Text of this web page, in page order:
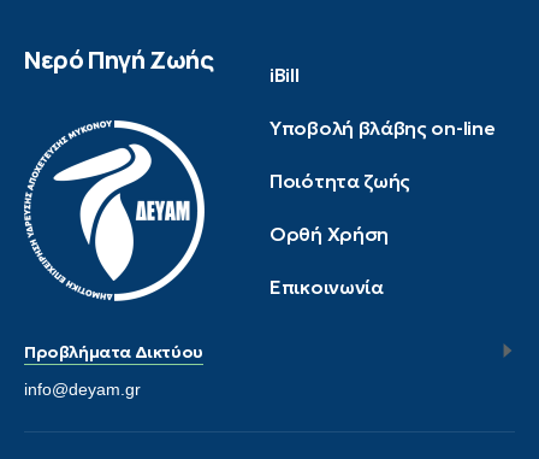
Νερό Πηγή Ζωής iBill
Υποβολή βλάβης on-line
Ποιότητα ζωής
Ορθή Χρήση
Επικοινωνία
Προβλήματα Δικτύου
info@deyam.gr